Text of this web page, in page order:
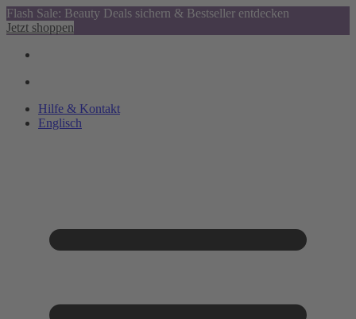
Flash Sale: Beauty Deals sichern & Bestseller entdecken
Jetzt shoppen
Hilfe & Kontakt
Englisch